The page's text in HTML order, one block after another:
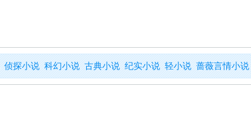
侦探小说 科幻小说 古典小说 纪实小说 轻小说 蔷薇言情小说